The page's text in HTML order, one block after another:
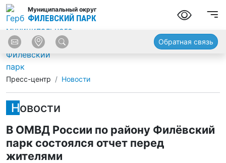
Муниципальный округ
ФИЛЕВСКИЙ ПАРК
Обратная связь
Пресс-центр Новости
Новости
В ОМВД России по району Филёвский
парк состоялся отчет перед
жителями